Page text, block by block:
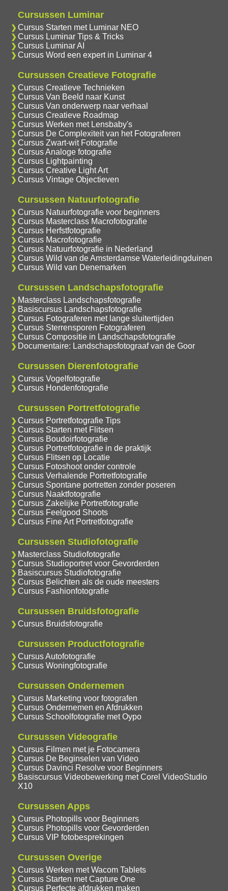
Cursussen Luminar
Cursus Starten met Luminar NEO
Cursus Luminar Tips & Tricks
Cursus Luminar AI
Cursus Word een expert in Luminar 4
Cursussen Creatieve Fotografie
Cursus Creatieve Technieken
Cursus Van Beeld naar Kunst
Cursus Van onderwerp naar verhaal
Cursus Creatieve Roadmap
Cursus Werken met Lensbaby's
Cursus De Complexiteit van het Fotograferen
Cursus Zwart-wit Fotografie
Cursus Analoge fotografie
Cursus Lightpainting
Cursus Creative Light Art
Cursus Vintage Objectieven
Cursussen Natuurfotografie
Cursus Natuurfotografie voor beginners
Cursus Masterclass Macrofotografie
Cursus Herfstfotografie
Cursus Macrofotografie
Cursus Natuurfotografie in Nederland
Cursus Wild van de Amsterdamse Waterleidingduinen
Cursus Wild van Denemarken
Cursussen Landschapsfotografie
Masterclass Landschapsfotografie
Basiscursus Landschapsfotografie
Cursus Fotograferen met lange sluitertijden
Cursus Sterrensporen Fotograferen
Cursus Compositie in Landschapsfotografie
Documentaire: Landschapsfotograaf van de Goor
Cursussen Dierenfotografie
Cursus Vogelfotografie
Cursus Hondenfotografie
Cursussen Portretfotografie
Cursus Portretfotografie Tips
Cursus Starten met Flitsen
Cursus Boudoirfotografie
Cursus Portretfotografie in de praktijk
Cursus Flitsen op Locatie
Cursus Fotoshoot onder controle
Cursus Verhalende Portretfotografie
Cursus Spontane portretten zonder poseren
Cursus Naaktfotografie
Cursus Zakelijke Portretfotografie
Cursus Feelgood Shoots
Cursus Fine Art Portretfotografie
Cursussen Studiofotografie
Masterclass Studiofotografie
Cursus Studioportret voor Gevorderden
Basiscursus Studiofotografie
Cursus Belichten als de oude meesters
Cursus Fashionfotografie
Cursussen Bruidsfotografie
Cursus Bruidsfotografie
Cursussen Productfotografie
Cursus Autofotografie
Cursus Woningfotografie
Cursussen Ondernemen
Cursus Marketing voor fotografen
Cursus Ondernemen en Afdrukken
Cursus Schoolfotografie met Oypo
Cursussen Videografie
Cursus Filmen met je Fotocamera
Cursus De Beginselen van Video
Cursus Davinci Resolve voor Beginners
Basiscursus Videobewerking met Corel VideoStudio
X10
Cursussen Apps
Cursus Photopills voor Beginners
Cursus Photopills voor Gevorderden
Cursus VIP fotobesprekingen
Cursussen Overige
Cursus Werken met Wacom Tablets
Cursus Starten met Capture One
Cursus Perfecte afdrukken maken